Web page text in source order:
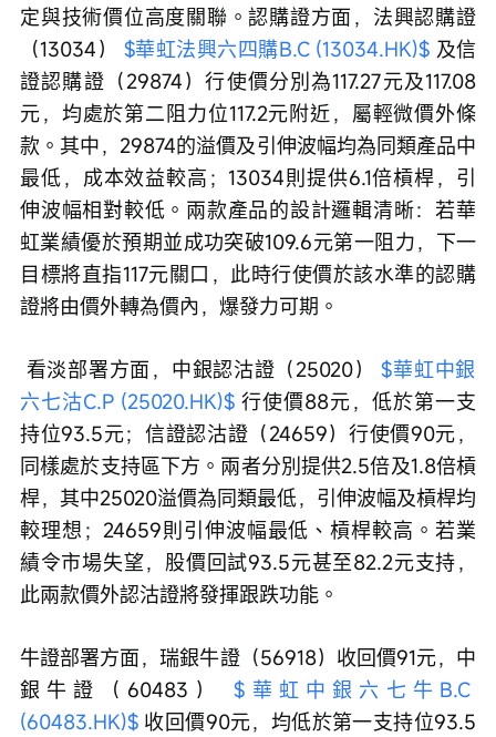
定與技術價位高度關聯。認購證方面，法興認購證
（13034） $華虹法興六四購B.C (13034.HK)$ 及信
證認購證（29874）行使價分別為117.27元及117.08
元，均處於第二阻力位117.2元附近，屬輕微價外條
款。其中，29874的溢價及引伸波幅均為同類產品中
最低，成本效益較高；13034則提供6.1倍槓桿，引
伸波幅相對較低。兩款產品的設計邏輯清晰：若華
虹業績優於預期並成功突破109.6元第一阻力，下一
目標將直指117元關口，此時行使價於該水準的認購
證將由價外轉為價內，爆發力可期。
看淡部署方面，中銀認沽證（25020） $華虹中銀
六七沽C.P (25020.HK)$ 行使價88元，低於第一支
持位93.5元；信證認沽證（24659）行使價90元，
同樣處於支持區下方。兩者分別提供2.5倍及1.8倍槓
桿，其中25020溢價為同類最低，引伸波幅及槓桿均
較理想；24659則引伸波幅最低、槓桿較高。若業
績令市場失望，股價回試93.5元甚至82.2元支持，
此兩款價外認沽證將發揮跟跌功能。
牛證部署方面，瑞銀牛證（56918）收回價91元，中
銀牛證（60483） $華虹中銀六七牛B.C
(60483.HK)$ 收回價90元，均低於第一支持位93.5